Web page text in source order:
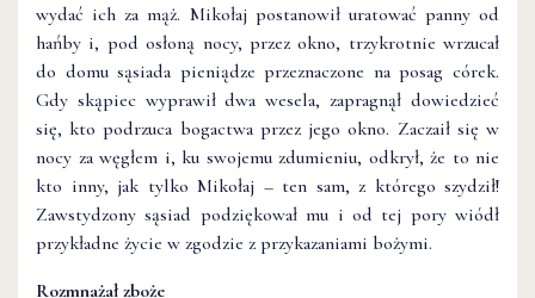
wydać ich za mąż. Mikołaj postanowił uratować panny od
hańby i, pod osłoną nocy, przez okno, trzykrotnie wrzucał
do domu sąsiada pieniądze przeznaczone na posag córek.
Gdy skąpiec wyprawił dwa wesela, zapragnął dowiedzieć
się, kto podrzuca bogactwa przez jego okno. Zaczaił się w
nocy za węgłem i, ku swojemu zdumieniu, odkrył, że to nie
kto inny, jak tylko Mikołaj – ten sam, z którego szydził!
Zawstydzony sąsiad podziękował mu i od tej pory wiódł
przykładne życie w zgodzie z przykazaniami bożymi.
Rozmnażał zboże